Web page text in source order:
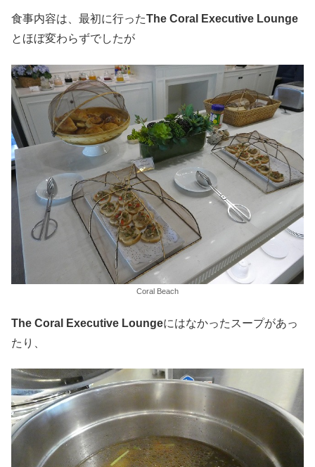
食事内容は、最初に行ったThe Coral Executive Lounge
とほぼ変わらずでしたが
Coral Beach
The Coral Executive Loungeにはなかったスープがあっ
たり、